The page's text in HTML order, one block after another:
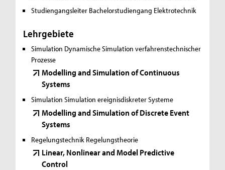
Studiengangsleiter Bachelorstudiengang Elektrotechnik
Lehrgebiete
Simulation Dynamische Simulation verfahrenstechnischer
Prozesse
Modelling and Simulation of Continuous
Systems
Simulation Simulation ereignisdiskreter Systeme
Modelling and Simulation of Discrete Event
Systems
Regelungstechnik Regelungstheorie
Linear, Nonlinear and Model Predictive
Control